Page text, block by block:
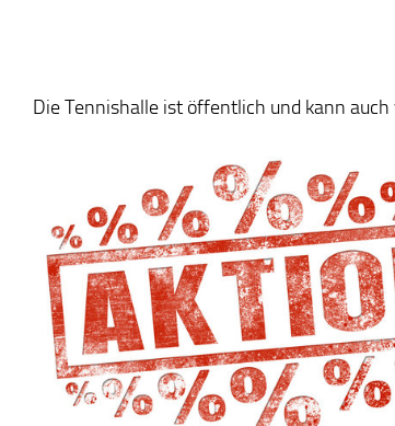
Die Tennishalle ist öffentlich und kann